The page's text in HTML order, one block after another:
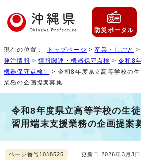
防災ポータル
現在の位置： トップページ > 産業・しごと >
発注情報 >情報関連・機器保守点検 >令和8
機器保守点検）
> 令和8年度県立高等学校の
業務の企画提案募集
令和8年度県立高等学校の生
習用端末支援業務の企画提案
ページ番号1038525 更新日 2026年3月3日